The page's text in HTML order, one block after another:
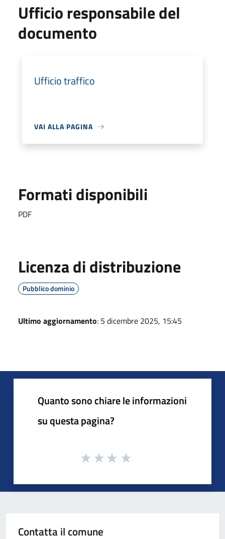
Ufficio responsabile del
documento
Ufficio traffico
VAI ALLA PAGINA
Formati disponibili
PDF
Licenza di distribuzione
Pubblico dominio
Ultimo aggiornamento: 5 dicembre 2025, 15:45
Quanto sono chiare le informazioni
su questa pagina?
Contatta il comune